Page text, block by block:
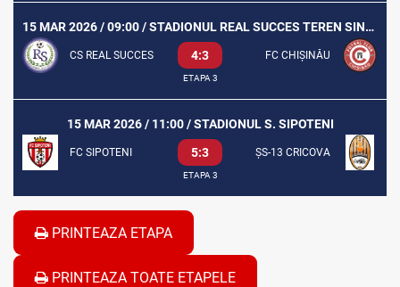
15 MAR 2026 / 09:00 / STADIONUL REAL SUCCES TEREN SINTETIC
CS REAL SUCCES 4:3 FC CHIȘINĂU
ETAPA 3
15 MAR 2026 / 11:00 / STADIONUL S. SIPOTENI
FC SIPOTENI 5:3 ȘS-13 CRICOVA
ETAPA 3
PRINTEAZA ETAPA
PRINTEAZA TOATE ETAPELE